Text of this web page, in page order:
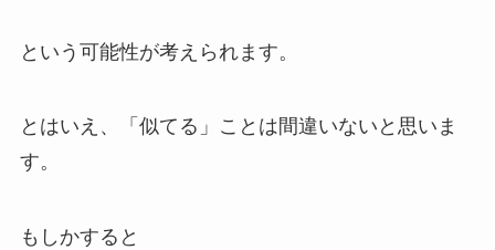
という可能性が考えられます。
とはいえ、「似てる」ことは間違いないと思いま
す。
もしかすると